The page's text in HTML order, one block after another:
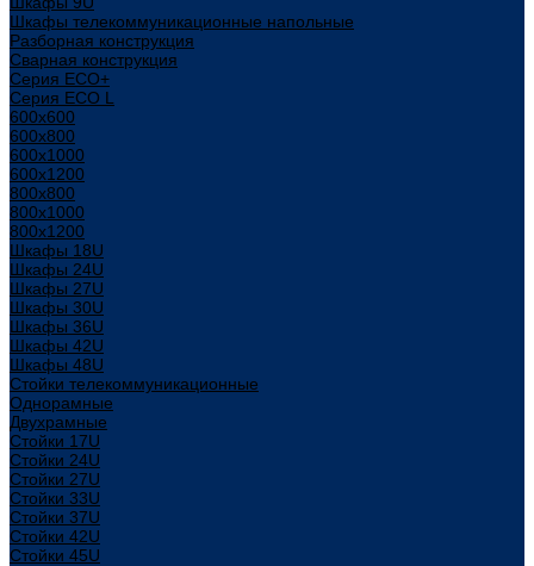
Шкафы телекоммуникационные напольные
Разборная конструкция
Сварная конструкция
Серия ECO+
Серия ECO L
600x600
600x800
600х1000
600х1200
800x800
800х1000
800х1200
Шкафы 18U
Шкафы 24U
Шкафы 27U
Шкафы 30U
Шкафы 36U
Шкафы 42U
Шкафы 48U
Стойки телекоммуникационные
Однорамные
Двухрамные
Стойки 17U
Стойки 24U
Стойки 27U
Стойки 33U
Стойки 37U
Стойки 42U
Стойки 45U